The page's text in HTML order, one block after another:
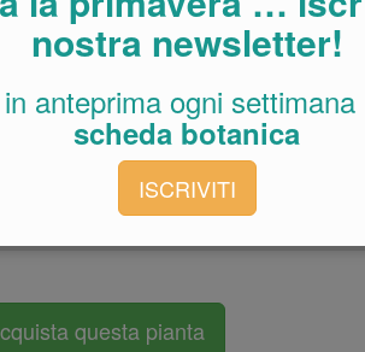
questa pianta
nostra newsletter!
anteprima ogni
scheda botanica
ISCRIVITI